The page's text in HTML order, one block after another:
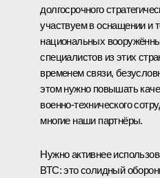
долгосрочного
участвуем в оснащении и
национальных
специалистов из этих
временем связи,
этом нужно повышать
военно-технического
многие наши партнёры.
Нужно активнее
ВТС: это солидный